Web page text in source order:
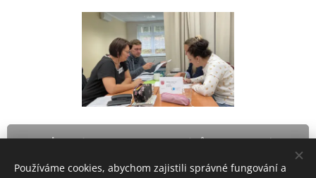
Záznamy pokroku žáků jako hlavní
téma setkání
Používáme cookies, abychom zajistili správné fungování a